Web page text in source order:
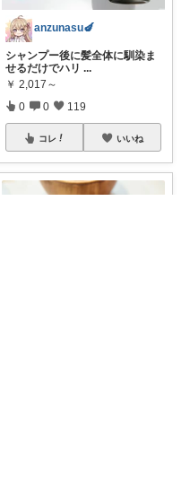
anzunasu🍆
シャンプー後に髪全体に馴染ま
せるだけでハリ ...
￥ 2,017～
0 0 119
コレ いいね